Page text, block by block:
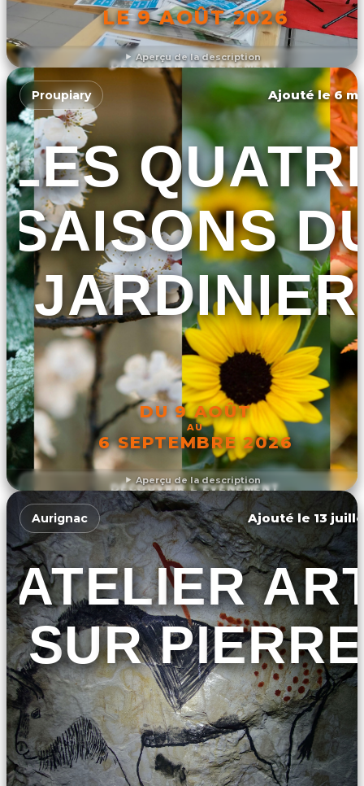
Aperçu de la description
LE 9 AOÛT 2026
DÉCOUVRIR L'ÉVÉNEMENT
Aperçu de la description
Proupiary Ajouté le 6
LES
SAISONS
JARDINIER
DU 9 AOÛT
AU
6 SEPTEMBRE 2026
DÉCOUVRIR L'ÉVÉNEMENT
Aurignac Ajouté le 13
ATELIER
SUR PIERRE